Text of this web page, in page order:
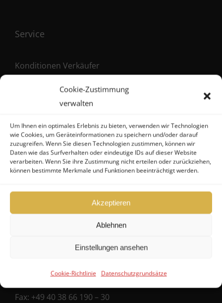
Cookie-Zustimmung
verwalten
Um Ihnen ein optimales Erlebnis zu bieten, verwenden wir Technologien
wie Cookies, um Geräteinformationen zu speichern und/oder darauf
zuzugreifen. Wenn Sie diesen Technologien zustimmen, können wir
Daten wie das Surfverhalten oder eindeutige IDs auf dieser Website
verarbeiten. Wenn Sie ihre Zustimmung nicht erteilen oder zurückziehen,
können bestimmte Merkmale und Funktionen beeinträchtigt werden.
Akzeptieren
Ablehnen
Einstellungen ansehen
Cookie-Richtlinie Datenschutzgrundsätze
Service
Konditionen Verkäufer
Konditionen Käufer
Maklervertrag (Verkäufer)
Kontakt
Hanseatische Fondshandlung GmbH
+49 40 38 66 190 – 0
Fax: +49 40 38 66 190 – 30